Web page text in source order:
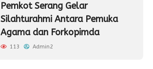
Pemkot Serang Gelar
Silahturahmi Antara Pemuka
Agama dan Forkopimda
113 Admin2